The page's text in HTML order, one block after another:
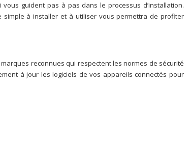
guident pas à pas dans le processus d’installation.
simple à installer et à utiliser vous permettra de profiter
reconnues qui respectent les normes de sécurité
à jour les logiciels de vos appareils connectés pour